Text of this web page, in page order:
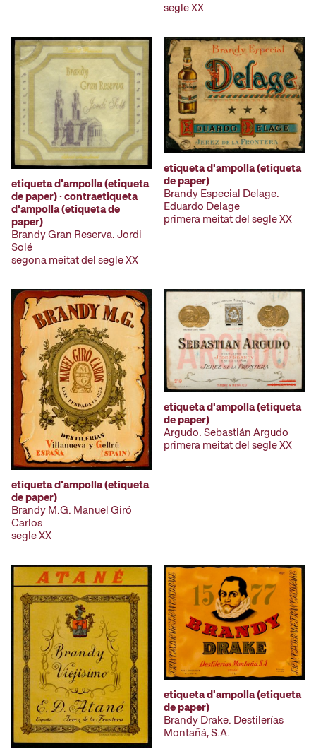
segle XX
etiqueta d'ampolla (etiqueta
de paper) · contraetiqueta
d'ampolla (etiqueta de
paper)
Brandy Gran Reserva. Jordi
Solé
segona meitat del segle XX
etiqueta d'ampolla (etiqueta
de paper)
Brandy Especial Delage.
Eduardo Delage
primera meitat del segle XX
etiqueta d'ampolla (etiqueta
de paper)
Brandy M.G. Manuel Giró
Carlos
segle XX
etiqueta d'ampolla (etiqueta
de paper)
Argudo. Sebastián Argudo
primera meitat del segle XX
etiqueta d'ampolla (etiqueta
de paper)
Brandy Drake. Destilerías
Montañá, S.A.